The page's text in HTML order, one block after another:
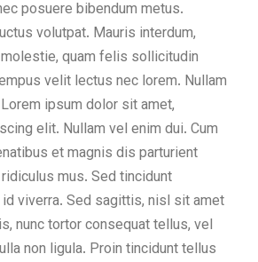
posuere bibendum metus.
volutpat. Mauris interdum,
quam felis sollicitudin
velit lectus nec lorem. Nullam
ipsum dolor sit amet,
elit. Nullam vel enim dui. Cum
et magnis dis parturient
mus. Sed tincidunt
viverra. Sed sagittis, nisl sit amet
nunc tortor consequat tellus, vel
non ligula. Proin tincidunt tellus